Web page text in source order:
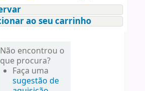
ao seu carrinho
Não encontrou o
que procura?
Faça uma
sugestão de